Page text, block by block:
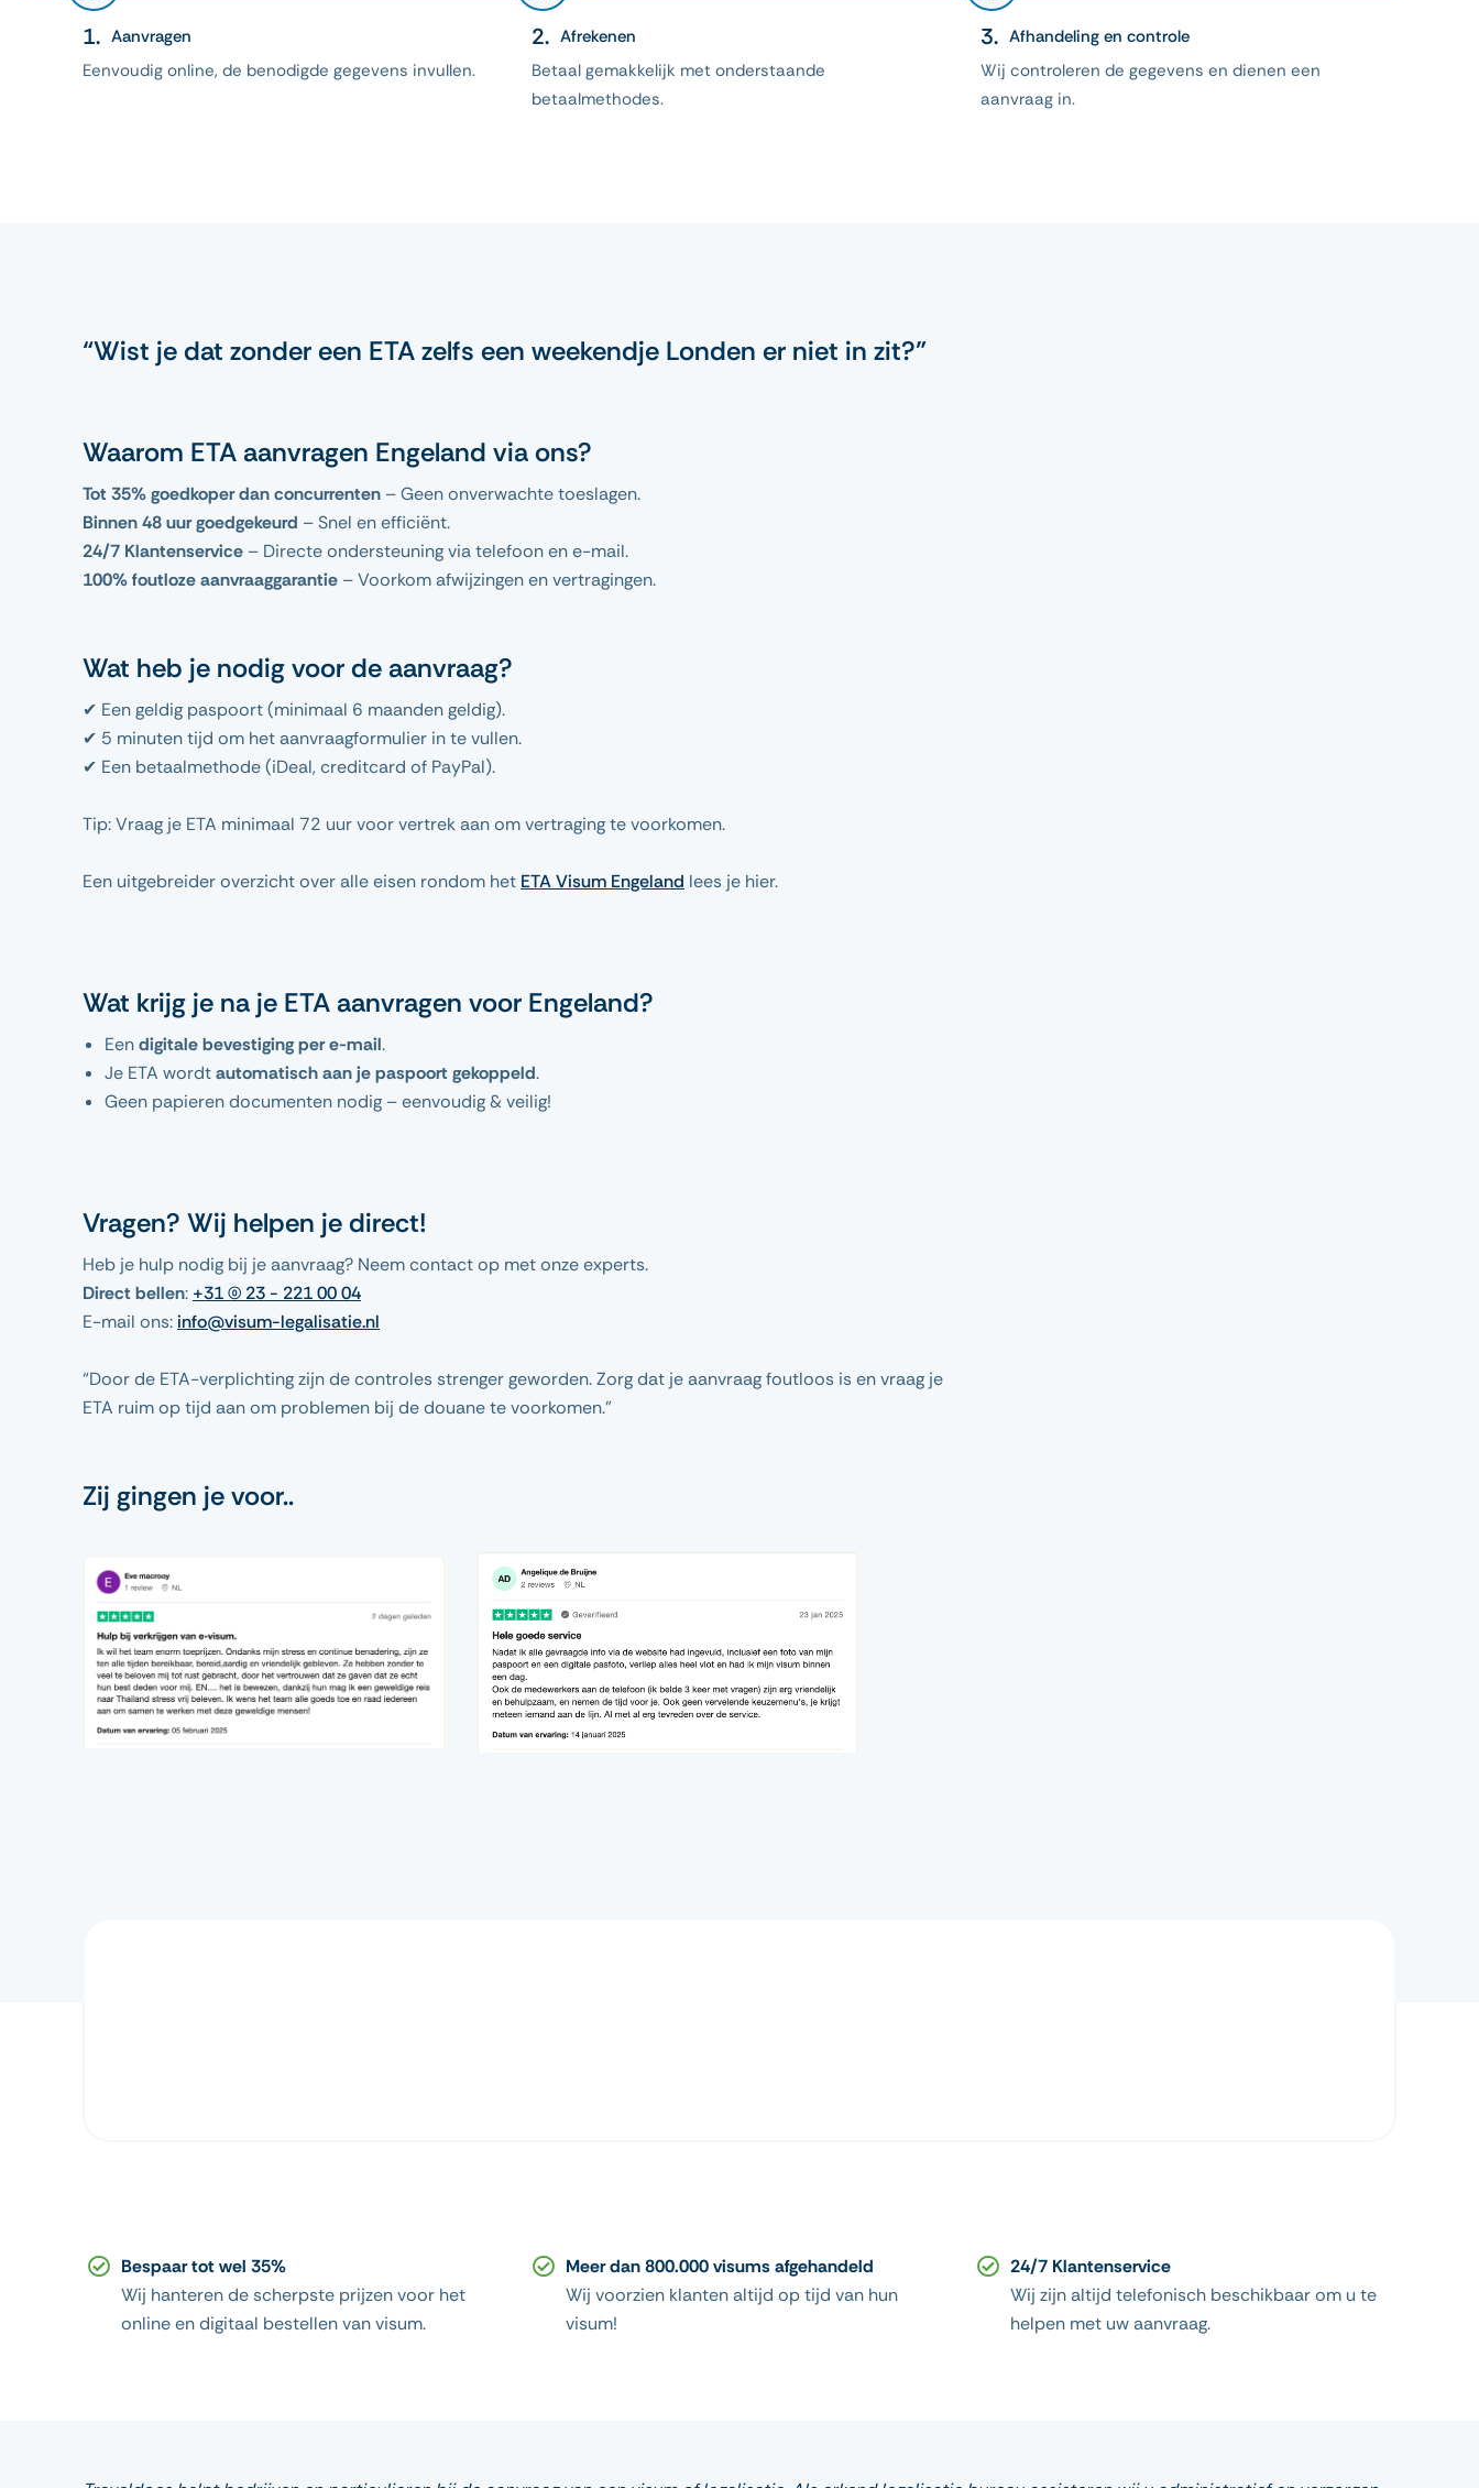
Aanvragen
Eenvoudig online, de benodigde gegevens invullen.
Afrekenen
Betaal gemakkelijk met onderstaande
betaalmethodes.
Afhandeling en controle
Wij controleren de gegevens en dienen een
aanvraag in.
“Wist je dat zonder een ETA zelfs een weekendje Londen er niet in zit?”
Waarom ETA aanvragen Engeland via ons?
Tot 35% goedkoper dan concurrenten – Geen onverwachte toeslagen.
Binnen 48 uur goedgekeurd – Snel en efficiënt.
24/7 Klantenservice – Directe ondersteuning via telefoon en e-mail.
100% foutloze aanvraaggarantie – Voorkom afwijzingen en vertragingen.
Wat heb je nodig voor de aanvraag?
✔ Een geldig paspoort (minimaal 6 maanden geldig).
✔ 5 minuten tijd om het aanvraagformulier in te vullen.
✔ Een betaalmethode (iDeal, creditcard of PayPal).
Tip: Vraag je ETA minimaal 72 uur voor vertrek aan om vertraging te voorkomen.
Een uitgebreider overzicht over alle eisen rondom het ETA Visum Engeland lees je hier.
Wat krijg je na je ETA aanvragen voor Engeland?
Eendigitale bevestiging per e-mail.
Je ETA wordtautomatisch aan je paspoort gekoppeld.
Geen papieren documenten nodig – eenvoudig & veilig!
Vragen? Wij helpen je direct!
Heb je hulp nodig bij je aanvraag? Neem contact op met onze experts.
Direct bellen: +31 (0) 23 - 221 00 04
E-mail ons:info@visum-legalisatie.nl
“Door de ETA-verplichting zijn de controles strenger geworden. Zorg dat je aanvraag foutloos is en vraag je
ETA ruim op tijd aan om problemen bij de douane te voorkomen.”
Zij gingen je voor..
Bespaar tot wel 35%
Wij hanteren de scherpste prijzen voor het
online en digitaal bestellen van visum.
Meer dan 800.000 visums afgehandeld
Wij voorzien klanten altijd op tijd van hun
visum!
24/7 Klantenservice
Wij zijn altijd telefonisch beschikbaar om u te
helpen met uw aanvraag.